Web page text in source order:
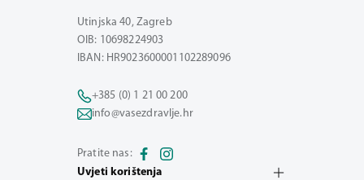
Utinjska 40, Zagreb
OIB: 10698224903
IBAN: HR9023600001102289096
+385 (0) 1 21 00 200
info@vasezdravlje.hr
Pratite nas:
Uvjeti korištenja